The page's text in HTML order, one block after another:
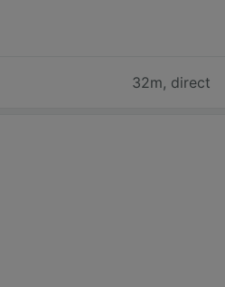
32m, direct